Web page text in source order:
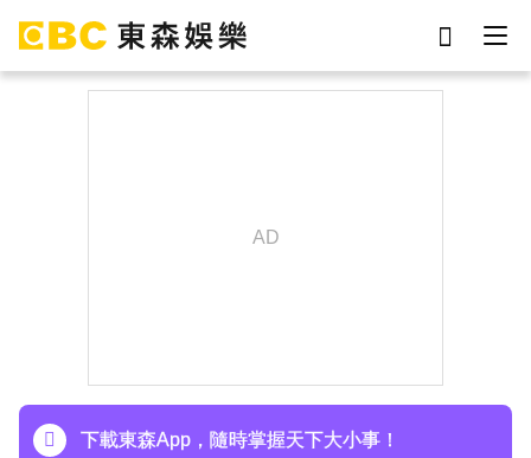
下載東森App，隨時掌握天下大小事！